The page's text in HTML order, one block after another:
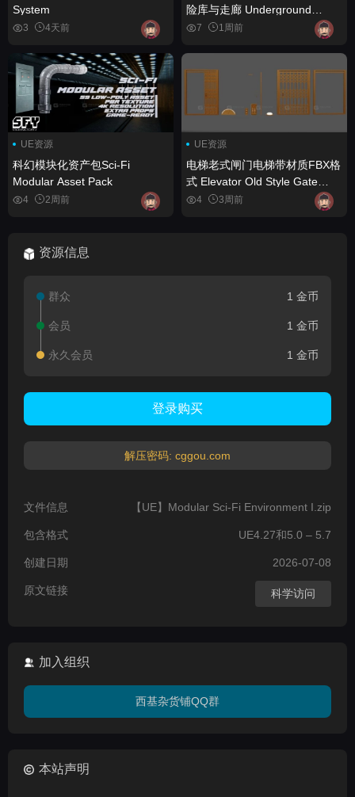
System
3 4天前
险库与走廊 Underground
Bunker - Modular Vaults and
7 1周前
UE资源
科幻模块化资产包Sci-Fi
Modular Asset Pack
4 2周前
UE资源
电梯老式闸门电梯带材质FBX格
式 Elevator Old Style Gate
Elevator With Material FBX
4 3周前
资源信息
群众 1 金币
会员 1 金币
永久会员 1 金币
登录购买
解压密码: cggou.com
文件信息 【UE】Modular Sci-Fi Environment I.zip
包含格式 UE4.27和5.0 – 5.7
创建日期 2026-07-08
原文链接 科学访问
加入组织
西基杂货铺QQ群
本站声明